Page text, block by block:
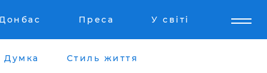
Преса У світі
Думка Стиль життя